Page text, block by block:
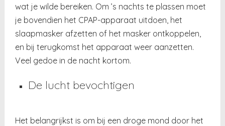
wat je wilde bereiken. Om ’s nachts te plassen moet
je bovendien het CPAP-apparaat uitdoen, het
slaapmasker afzetten of het masker ontkoppelen,
en bij terugkomst het apparaat weer aanzetten.
Veel gedoe in de nacht kortom.
De lucht bevochtigen
Het belangrijkst is om bij een droge mond door het